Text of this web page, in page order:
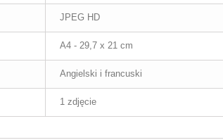
JPEG HD
A4 - 29,7 x 21 cm
Angielski i francuski
1 zdjęcie